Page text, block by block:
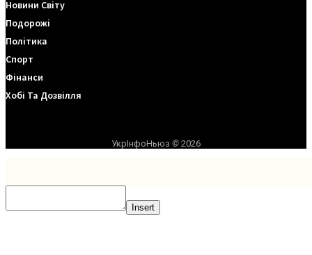
Новини Світу
Подорожі
Політика
Спорт
Фінанси
Хобі Та Дозвілля
УкрІнфоНьюз © 2026
Insert